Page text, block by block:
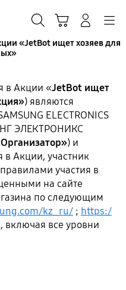
«JetBot ищет хозяев для
в Акции «JetBot ищет
) являются
ELECTRONICS
ЭЛЕКТРОНИКС
) и
в Акции, участник
участия в
на сайте
по следующим
kz_ru/; https:/
включая все уровни